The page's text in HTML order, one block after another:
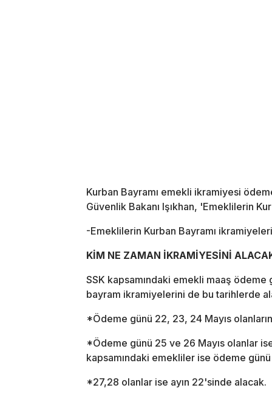
Kurban Bayramı emekli ikramiyesi
Güvenlik Bakanı Işıkhan, 'Emeklilerin
-Emeklilerin Kurban Bayramı
KİM NE ZAMAN İKRAMİYESİNİ
SSK kapsamındaki emekli maaş ödeme
bayram ikramiyelerini de bu tarihlerde
*Ödeme günü 22, 23, 24 Mayıs
*Ödeme günü 25 ve 26 Mayıs olanlar
kapsamındaki emekliler ise ödeme
*27,28 olanlar ise ayın 22'sinde alacak.